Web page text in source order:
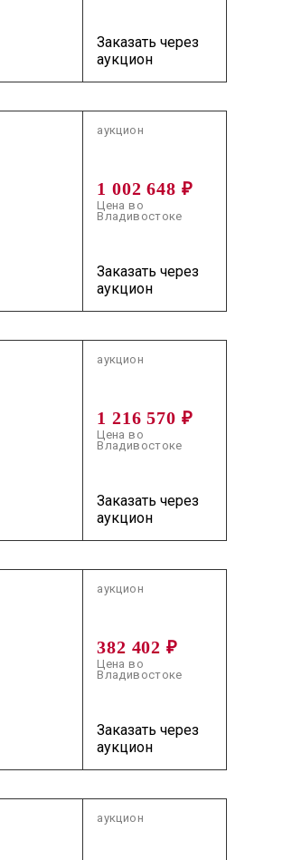
Заказать через
аукцион
аукцион
1 002 648 ₽
Цена во
Владивостоке
Заказать через
аукцион
аукцион
1 216 570 ₽
Цена во
Владивостоке
Заказать через
аукцион
аукцион
382 402 ₽
Цена во
Владивостоке
Заказать через
аукцион
аукцион